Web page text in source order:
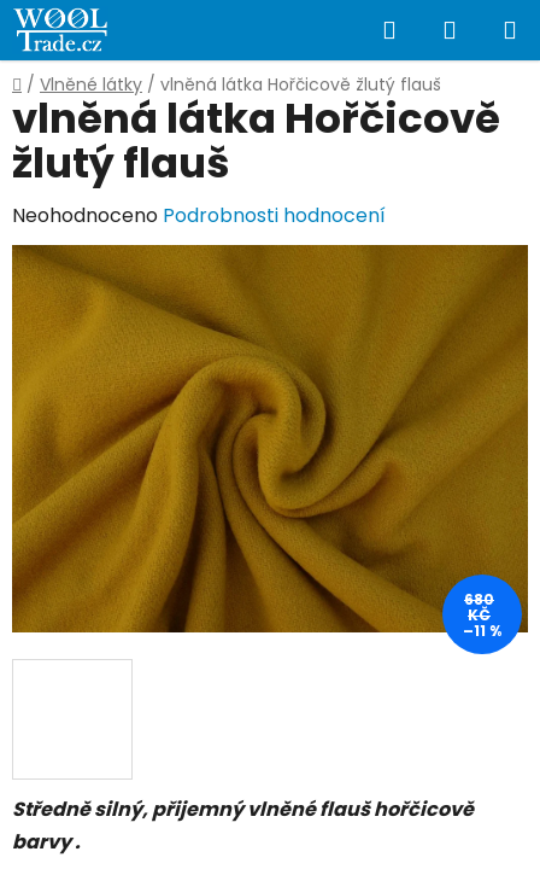
Přejít
na
obsah
Hledat
KOŠÍK
Domů
/ Vlněné látky / vlněná látka Hořčicově žlutý flauš
Středně silný, přijemný vlněné flauš hořčicově
barvy .
vlněná látka Hořčicově
žlutý flauš
Průměrné
hodnocení
produktu
0,0
hvězdiček.
Neohodnoceno Podrobnosti hodnocení
680
KČ
–11 %